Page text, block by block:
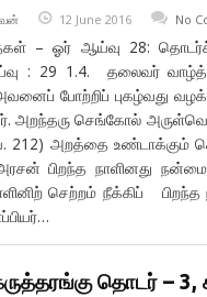
12 June 2016 No
– ஓர் ஆய்வு 28:
: 29 1.4. தலைவர்
போற்றிப் புகழ்வது
அறந்தரு செங்கோல்
212) அறத்தை உண்டாக்கும்
அரசன் பிறந்த நாளினது
செற்றம் நீக்கிப் பிறந்த
தொடர் – 3,